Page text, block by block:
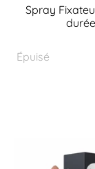
Spray
durée
Épuisé